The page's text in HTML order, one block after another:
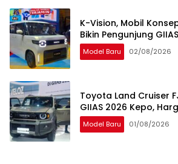
K-Vision, Mobil
Bikin Pengunjung
Model Baru 02/08/2026
Toyota Land Cruiser
GIIAS 2026 Kepo,
Model Baru 01/08/2026